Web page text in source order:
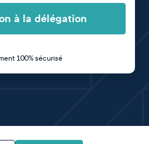
à la délégation
100% sécurisé